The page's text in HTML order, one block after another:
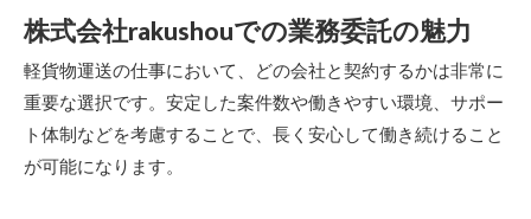
株式会社rakushouでの業務委託の魅力
軽貨物運送の仕事において、どの会社と契約するかは非常に
重要な選択です。安定した案件数や働きやすい環境、サポー
ト体制などを考慮することで、長く安心して働き続けること
が可能になります。